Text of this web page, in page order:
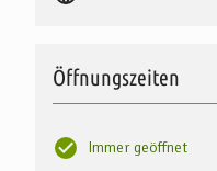
Öffnungszeiten
Immer geöffnet